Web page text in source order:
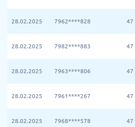
28.02.2025 7962****828 47
28.02.2025 7982****883 47
28.02.2025 7963****806 47
28.02.2025 7961****267 47
28.02.2025 7968****578 47